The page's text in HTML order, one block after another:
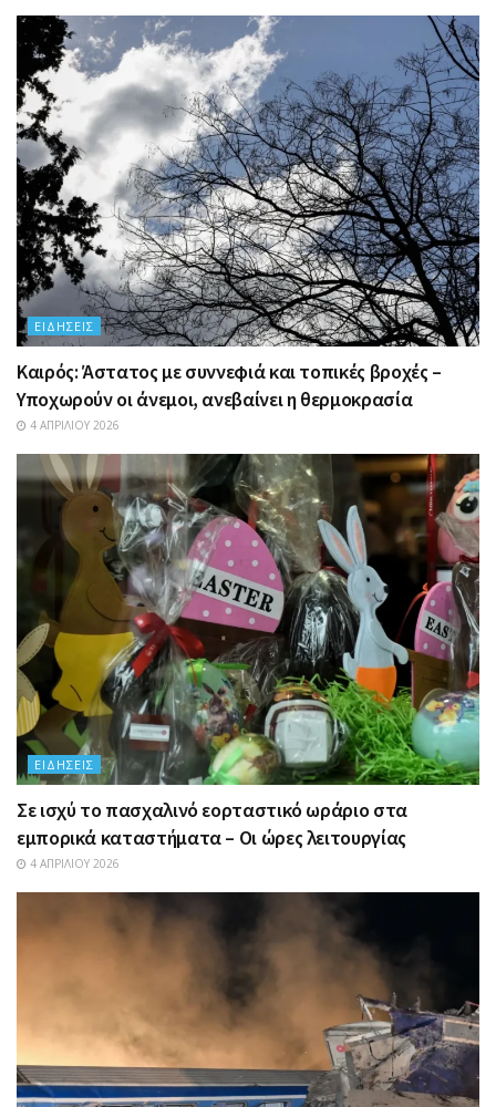
ΕΙΔΉΣΕΙΣ
Καιρός: Άστατος με συννεφιά και τοπικές βροχές –
Υποχωρούν οι άνεμοι, ανεβαίνει η θερμοκρασία
4 ΑΠΡΙΛΊΟΥ 2026
ΕΙΔΉΣΕΙΣ
Σε ισχύ το πασχαλινό εορταστικό ωράριο στα
εμπορικά καταστήματα – Οι ώρες λειτουργίας
4 ΑΠΡΙΛΊΟΥ 2026